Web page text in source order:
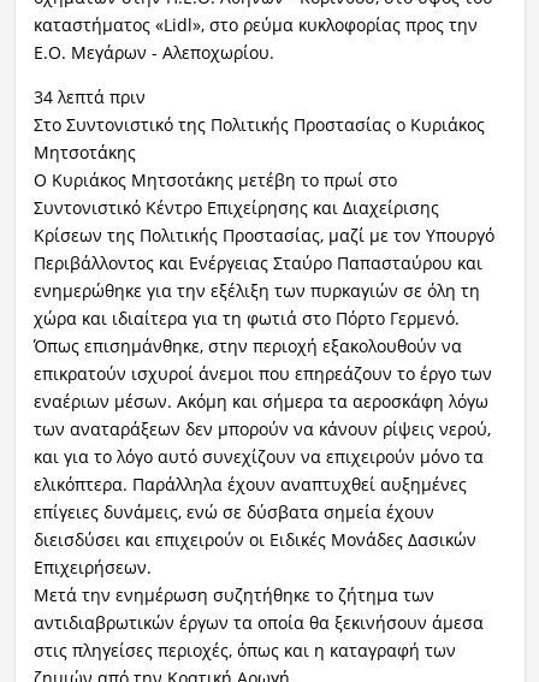
καταστήματος «Lidl», στο ρεύμα κυκλοφορίας προς την
Ε.Ο. Μεγάρων - Αλεποχωρίου.
34 λεπτά πριν
Στο Συντονιστικό της Πολιτικής Προστασίας ο Κυριάκος
Μητσοτάκης
Ο Κυριάκος Μητσοτάκης μετέβη το πρωί στο
Συντονιστικό Κέντρο Επιχείρησης και Διαχείρισης
Κρίσεων της Πολιτικής Προστασίας, μαζί με τον Υπουργό
Περιβάλλοντος και Ενέργειας Σταύρο Παπασταύρου και
ενημερώθηκε για την εξέλιξη των πυρκαγιών σε όλη τη
χώρα και ιδιαίτερα για τη φωτιά στο Πόρτο Γερμενό.
Όπως επισημάνθηκε, στην περιοχή εξακολουθούν να
επικρατούν ισχυροί άνεμοι που επηρεάζουν το έργο των
εναέριων μέσων. Ακόμη και σήμερα τα αεροσκάφη λόγω
των αναταράξεων δεν μπορούν να κάνουν ρίψεις νερού,
και για το λόγο αυτό συνεχίζουν να επιχειρούν μόνο τα
ελικόπτερα. Παράλληλα έχουν αναπτυχθεί αυξημένες
επίγειες δυνάμεις, ενώ σε δύσβατα σημεία έχουν
διεισδύσει και επιχειρούν οι Ειδικές Μονάδες Δασικών
Επιχειρήσεων.
Μετά την ενημέρωση συζητήθηκε το ζήτημα των
αντιδιαβρωτικών έργων τα οποία θα ξεκινήσουν άμεσα
στις πληγείσες περιοχές, όπως και η καταγραφή των